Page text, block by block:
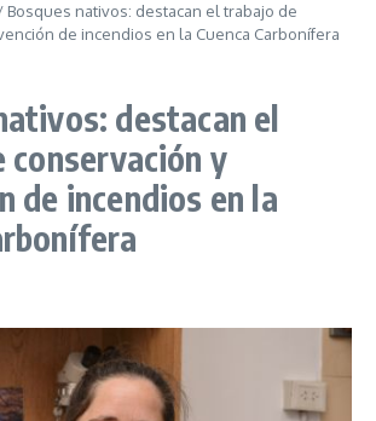
Bosques nativos: destacan el trabajo de
de incendios en la Cuenca Carbonífera
destacan el
conservación y
de incendios en la